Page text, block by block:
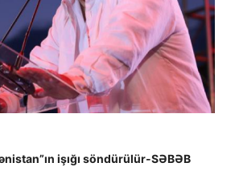
işığı söndürülür-SƏBƏB